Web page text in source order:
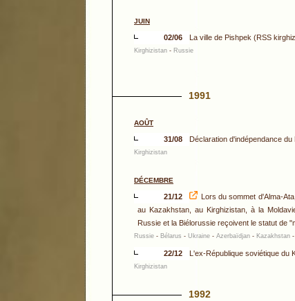
JUIN
02/06 La ville de Pishpek (RSS
Kirghizistan - Russie
1991
AOÛT
31/08 Déclaration d'indépendance du
Kirghizistan
DÉCEMBRE
21/12
Lors du sommet d'Alma-
au Kazakhstan, au Kirghizistan, à la
Russie et la Biélorussie reçoivent le statut de
Russie - Bélarus - Ukraine - Azerbaïdjan - Kazakhstan -
22/12 L'ex-République soviétique du
Kirghizistan
1992